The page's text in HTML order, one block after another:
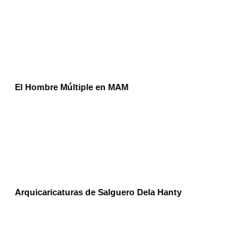
El Hombre Múltiple en MAM
Arquicaricaturas de Salguero Dela Hanty